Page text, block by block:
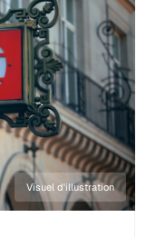
Visuel d'illustration